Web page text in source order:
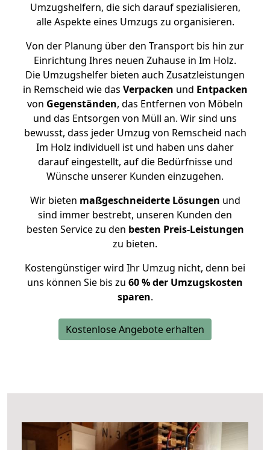
Umzugshelfern, die sich darauf spezialisieren,
alle Aspekte eines Umzugs zu organisieren.
Von der Planung über den Transport bis hin zur
Einrichtung Ihres neuen Zuhause in Im Holz.
Die Umzugshelfer bieten auch Zusatzleistungen
in Remscheid wie das Verpacken und Entpacken
von Gegenständen, das Entfernen von Möbeln
und das Entsorgen von Müll an. Wir sind uns
bewusst, dass jeder Umzug von Remscheid nach
Im Holz individuell ist und haben uns daher
darauf eingestellt, auf die Bedürfnisse und
Wünsche unserer Kunden einzugehen.
Wir bieten maßgeschneiderte Lösungen und
sind immer bestrebt, unseren Kunden den
besten Service zu den besten Preis-Leistungen
zu bieten.
Kostengünstiger wird Ihr Umzug nicht, denn bei
uns können Sie bis zu 60 % der Umzugskosten
sparen.
Kostenlose Angebote erhalten